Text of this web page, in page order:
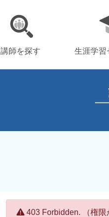
講師を探す 生涯学習
Error:
403 Forbidden. （権限